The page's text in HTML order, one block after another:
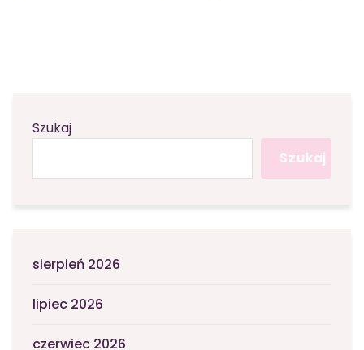
Szukaj
Szukaj
sierpień 2026
lipiec 2026
czerwiec 2026